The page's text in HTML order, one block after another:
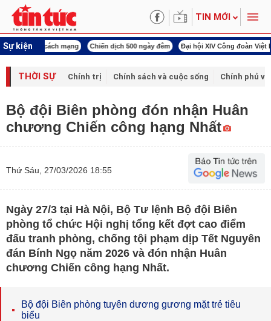
TIN MỚI
Sự kiện
mạng Chiến dịch 500 ngày đêm Đại hội XIV Công đoàn Việt Nam
THỜI SỰ Chính trị Chính sách và cuộc sống Chính phủ
Bộ đội Biên phòng đón nhận Huân
chương Chiến công hạng Nhất
Thứ Sáu, 27/03/2026 18:55
Ngày 27/3 tại Hà Nội, Bộ Tư lệnh Bộ đội Biên
phòng tổ chức Hội nghị tổng kết đợt cao điểm
đấu tranh phòng, chống tội phạm dịp Tết Nguyên
đán Bính Ngọ năm 2026 và đón nhận Huân
chương Chiến công hạng Nhất.
Bộ đội Biên phòng tuyên dương gương mặt trẻ tiêu
biểu